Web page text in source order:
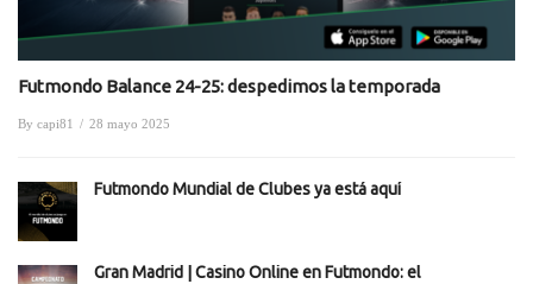
Futmondo Balance 24-25: despedimos la temporada
By capi81 / 28 mayo 2025
Futmondo Mundial de Clubes ya está aquí
Gran Madrid | Casino Online en Futmondo: el